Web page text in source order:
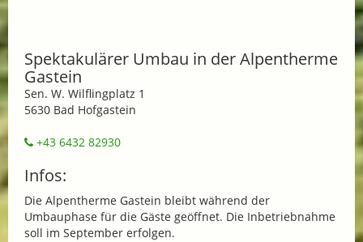
Spektakulärer Umbau in der Alpentherme
Gastein
Sen. W. Wilflingplatz 1
5630 Bad Hofgastein
+43 6432 82930
Infos:
Die Alpentherme Gastein bleibt während der
Umbauphase für die Gäste geöffnet. Die Inbetriebnahme
soll im September erfolgen.